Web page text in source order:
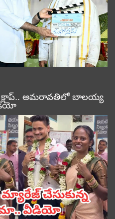
అమరావతిలో బాలయ్య